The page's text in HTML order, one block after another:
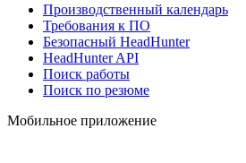
Производственный календарь
Требования к ПО
Безопасный HeadHunter
HeadHunter API
Поиск работы
Поиск по резюме
Мобильное приложение